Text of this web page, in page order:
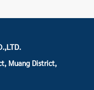
Muang District,